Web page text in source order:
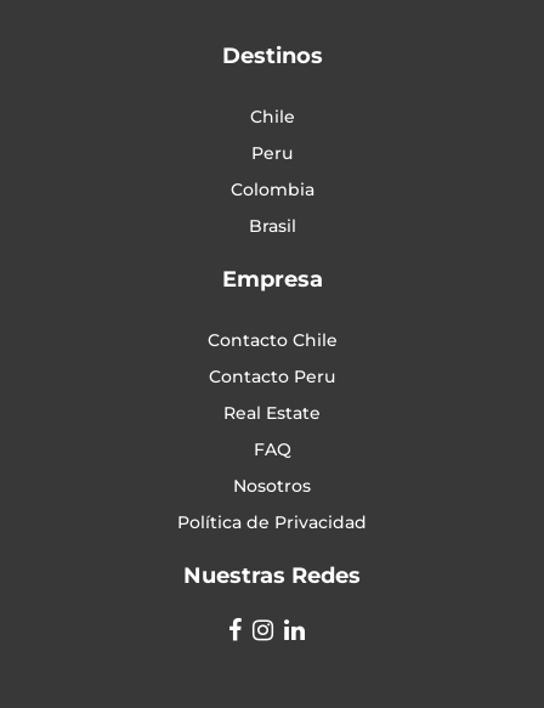
Destinos
Chile
Peru
Colombia
Brasil
Empresa
Contacto Chile
Contacto Peru
Real Estate
FAQ
Nosotros
Política de Privacidad
Nuestras Redes